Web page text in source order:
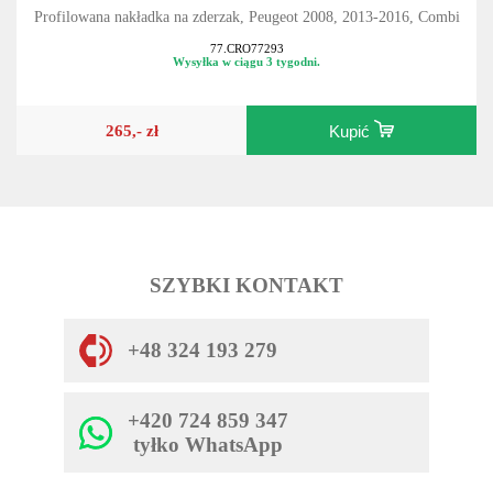
Profilowana nakładka na zderzak, Peugeot 2008, 2013-2016, Combi
77.CRO77293
Wysyłka w ciągu 3 tygodni.
265,- zł Kupić
SZYBKI KONTAKT
+48 324 193 279
+420 724 859 347
tyłko WhatsApp